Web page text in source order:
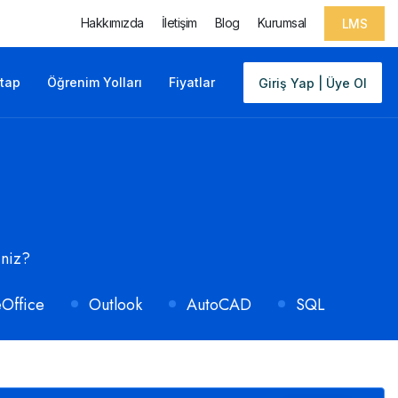
Hakkımızda İletişim Blog Kurumsal LMS
Giriş Yap | Üye Ol
Öğrenim Yolları Fiyatlar
Outlook AutoCAD SQL